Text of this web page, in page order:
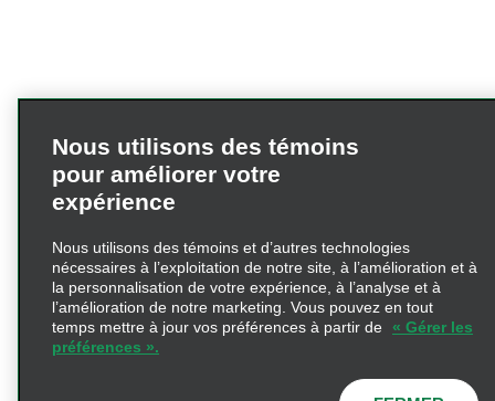
Nous utilisons des témoins
pour améliorer votre
expérience
Nous utilisons des témoins et d’autres technologies
nécessaires à l’exploitation de notre site, à l’amélioration et à
la personnalisation de votre expérience, à l’analyse et à
l’amélioration de notre marketing. Vous pouvez en tout
temps mettre à jour vos préférences à partir de « Gérer les
préférences ».
FERMER